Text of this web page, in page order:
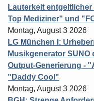
Lauterkeit
Top Mediziner" und
Montag, August 3 2026
LG München I:
Musikgenerator
Output-Generierung -
"Daddy Cool"
Montag, August 3 2026